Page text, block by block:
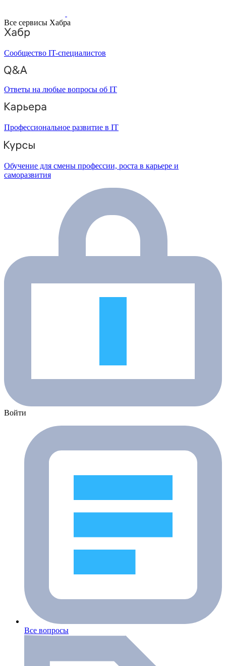
Все сервисы Хабра
Сообщество IT-специалистов
Ответы на любые вопросы об IT
Профессиональное развитие в IT
Обучение для смены профессии, роста в карьере и
саморазвития
Войти
Все вопросы